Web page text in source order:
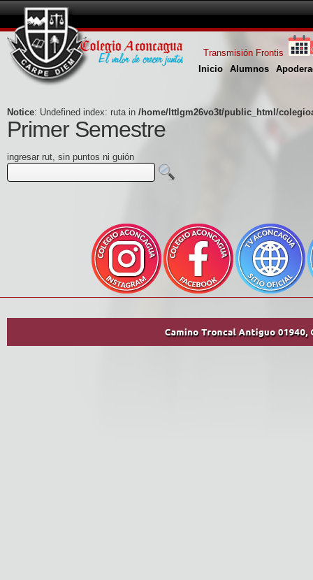
Inicio Alumnos
Transmisión Frontis
Notice: Undefined index: ruta in /home/lttlgm26vo3t/public_html/
Primer Semestre
ingresar rut, sin puntos ni guión